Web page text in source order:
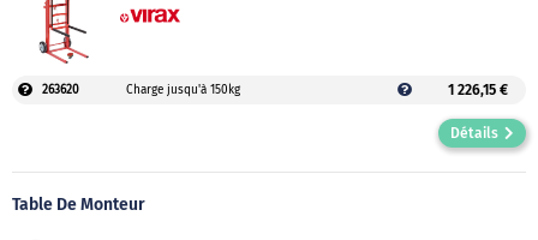
263620 Charge jusqu'à 150kg 1 226,15 €
Détails
Table De Monteur